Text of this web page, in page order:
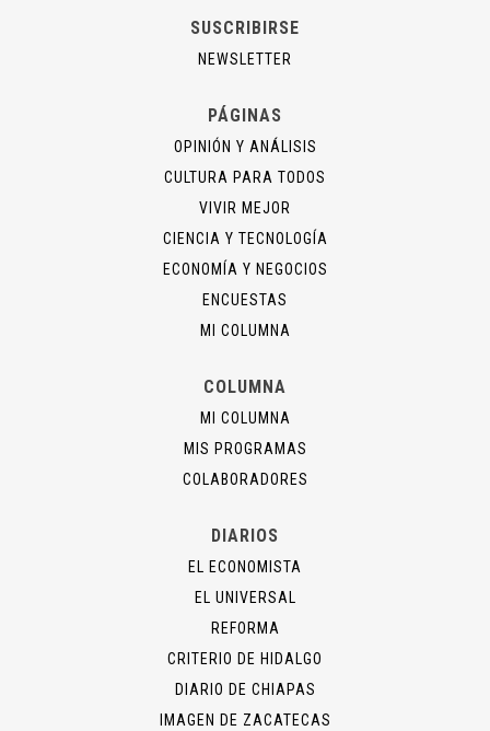
SUSCRIBIRSE
NEWSLETTER
PÁGINAS
OPINIÓN Y ANÁLISIS
CULTURA PARA TODOS
VIVIR MEJOR
CIENCIA Y TECNOLOGÍA
ECONOMÍA Y NEGOCIOS
ENCUESTAS
MI COLUMNA
COLUMNA
MI COLUMNA
MIS PROGRAMAS
COLABORADORES
DIARIOS
EL ECONOMISTA
EL UNIVERSAL
REFORMA
CRITERIO DE HIDALGO
DIARIO DE CHIAPAS
IMAGEN DE ZACATECAS